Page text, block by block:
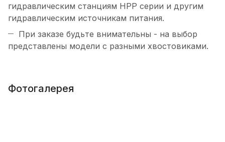
гидравлическим станциям HPP серии и другим
гидравлическим источникам питания.
При заказе будьте внимательны - на выбор
представлены модели с разными хвостовиками.
Фотогалерея